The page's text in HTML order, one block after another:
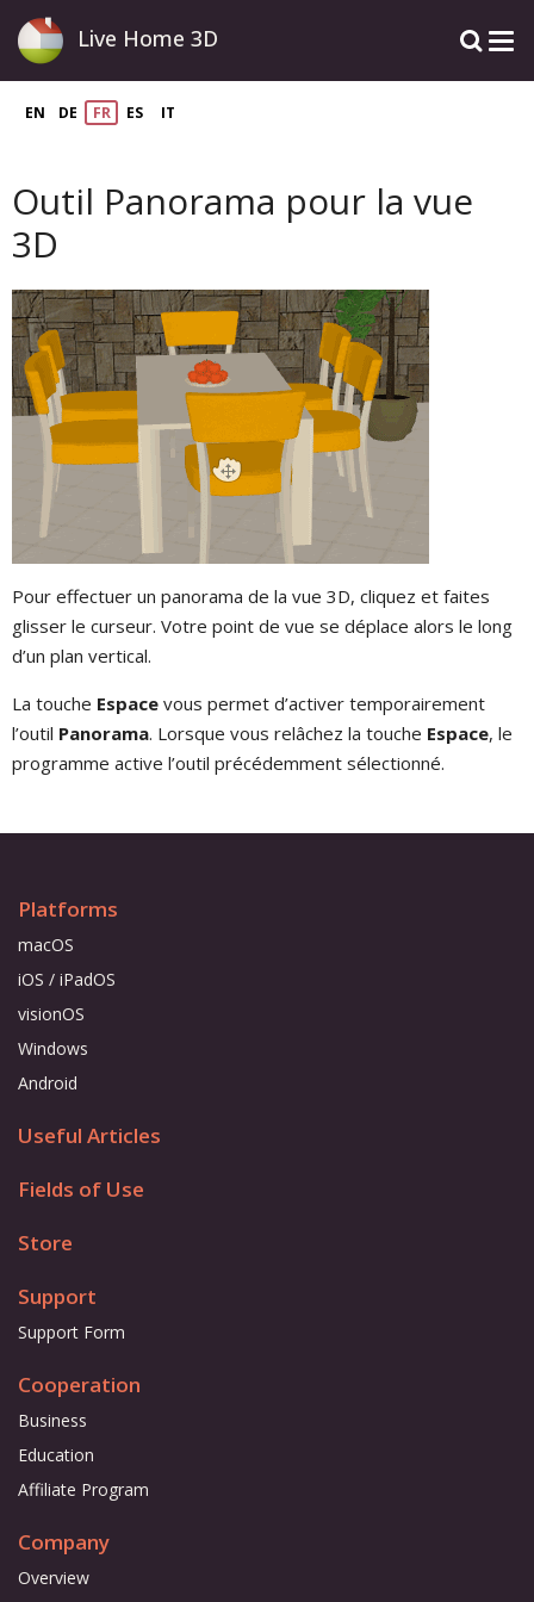
Live Home 3D
EN DE FR ES IT
Outil Panorama pour la vue
3D
Pour effectuer un panorama de la vue 3D, cliquez et faites
glisser le curseur. Votre point de vue se déplace alors le long
d’un plan vertical.
La touche Espace vous permet d’activer temporairement
l’outil Panorama. Lorsque vous relâchez la touche Espace, le
programme active l’outil précédemment sélectionné.
Platforms
macOS
iOS / iPadOS
visionOS
Windows
Android
Useful Articles
Fields of Use
Store
Support
Support Form
Cooperation
Business
Education
Affiliate Program
Company
Overview